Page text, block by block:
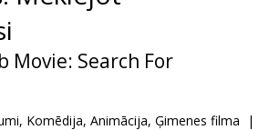
Movie: Search For
Komēdija, Animācija, Ģimenes filma
|